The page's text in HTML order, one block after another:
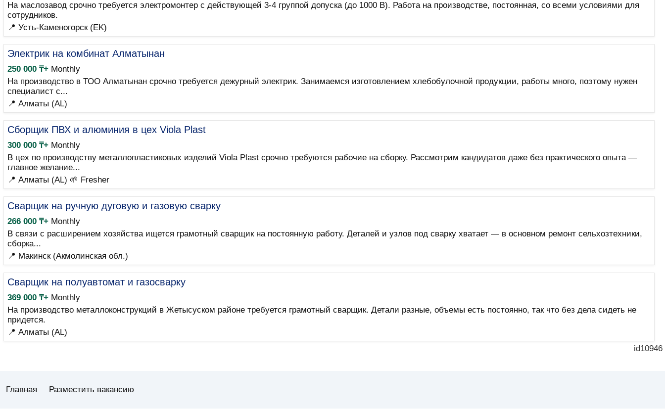
На маслозавод срочно требуется электромонтер с действующей 3-4 группой допуска (до 1000 В). Работа на производстве, постоянная, со всеми условиями для
сотрудников.
📍 Усть-Каменогорск (EK)
Электрик на комбинат Алматынан
250 000 ₸+ Monthly
На производство в ТОО Алматынан срочно требуется дежурный электрик. Занимаемся изготовлением хлебобулочной продукции, работы много, поэтому нужен
специалист с...
📍 Алматы (AL)
Сборщик ПВХ и алюминия в цех Viola Plast
300 000 ₸+ Monthly
В цех по производству металлопластиковых изделий Viola Plast срочно требуются рабочие на сборку. Рассмотрим кандидатов даже без практического опыта —
главное желание...
📍 Алматы (AL) 🌱 Fresher
Сварщик на ручную дуговую и газовую сварку
266 000 ₸+ Monthly
В связи с расширением хозяйства ищется грамотный сварщик на постоянную работу. Деталей и узлов под сварку хватает — в основном ремонт сельхозтехники,
сборка...
📍 Макинск (Акмолинская обл.)
Сварщик на полуавтомат и газосварку
369 000 ₸+ Monthly
На производство металлоконструкций в Жетысуском районе требуется грамотный сварщик. Детали разные, объемы есть постоянно, так что без дела сидеть не
придется.
📍 Алматы (AL)
id10946
Главная Разместить вакансию